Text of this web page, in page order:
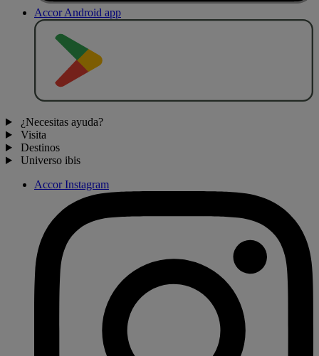
Accor Android app
¿Necesitas ayuda?
Visita
Destinos
Universo ibis
Accor Instagram